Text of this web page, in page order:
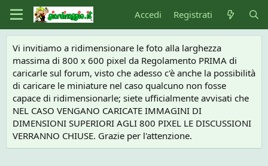
Accedi Registrati
Vi invitiamo a ridimensionare le foto alla larghezza
massima di 800 x 600 pixel da Regolamento PRIMA di
caricarle sul forum, visto che adesso c'è anche la possibilità
di caricare le miniature nel caso qualcuno non fosse
capace di ridimensionarle; siete ufficialmente avvisati che
NEL CASO VENGANO CARICATE IMMAGINI DI
DIMENSIONI SUPERIORI AGLI 800 PIXEL LE DISCUSSIONI
VERRANNO CHIUSE. Grazie per l'attenzione.